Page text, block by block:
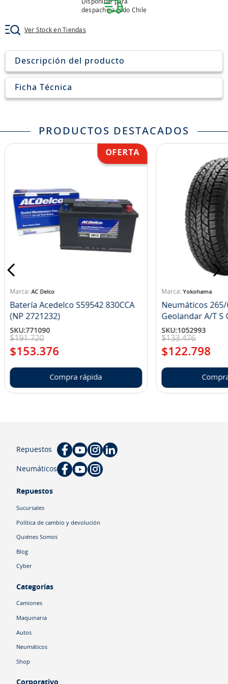
Disponible para
despacho a todo Chile
Ver Stock en Tiendas
Descripción del producto
Ficha Técnica
PRODUCTOS DESTACADOS
AC Delco
Batería Acedelco S59542 830CCA
(NP 2721232)
SKU:771090
$191.720
$153.376
Compra rápida
Yokohama
Neumáticos 265/
SKU:1052993
$133.476
$122.798
Repuestos
Neumáticos
Repuestos
Sucursales
Política de cambio y devolución
Quiénes Somos
Blog
Cyber
Categorías
Camiones
Maquinaria
Autos
Neumáticos
Shop
9